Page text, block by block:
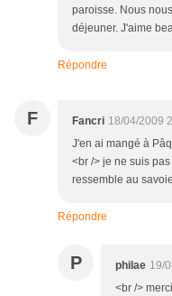
paroisse. Nous
déjeuner. J'aime
Répondre
F Fancri 18/04/2009
J'en ai mangé à
<br /> je ne suis
ressemble au
Répondre
P philae 19/
<br />